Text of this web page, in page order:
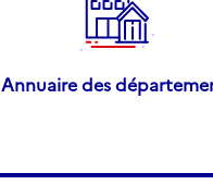
Annuaire des